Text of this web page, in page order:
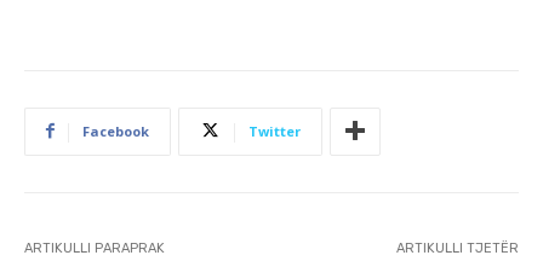
Facebook Twitter
ARTIKULLI PARAPRAK ARTIKULLI TJETËR